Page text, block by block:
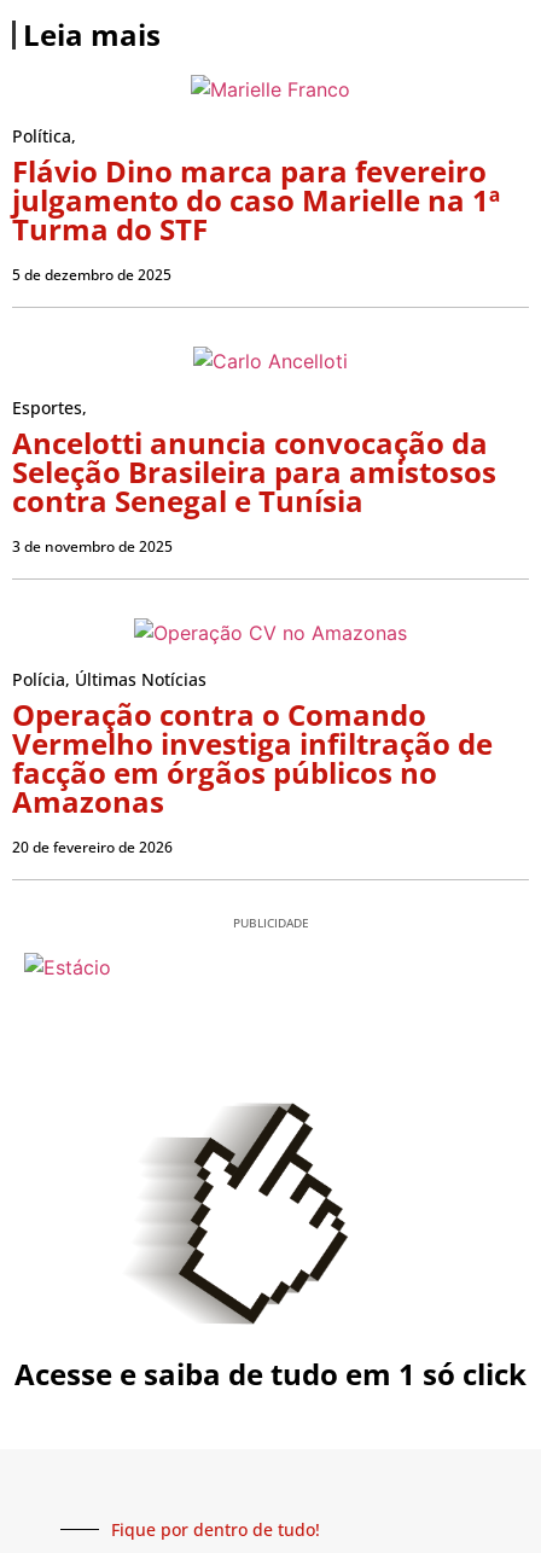
Leia mais
Política,
Flávio Dino marca para fevereiro
julgamento do caso Marielle na 1ª
Turma do STF
5 de dezembro de 2025
Esportes,
Ancelotti anuncia convocação da
Seleção Brasileira para amistosos
contra Senegal e Tunísia
3 de novembro de 2025
Polícia, Últimas Notícias
Operação contra o Comando
Vermelho investiga infiltração de
facção em órgãos públicos no
Amazonas
20 de fevereiro de 2026
PUBLICIDADE
Acesse e saiba de tudo em 1 só click
Fique por dentro de tudo!